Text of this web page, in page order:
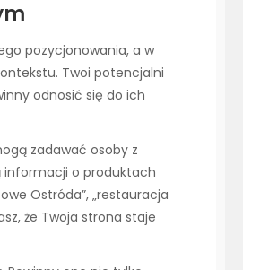
pozycjonowania, a w
Twoi potencjalni
odnosić się do ich
zadawać osoby z
informacji o produktach
Ostróda”, „restauracja
że Twoja strona staje